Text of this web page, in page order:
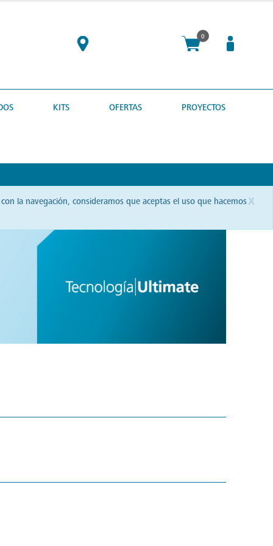
0
KITS OFERTAS PROYECTOS
x
la navegación, consideramos que aceptas el uso que hacemos